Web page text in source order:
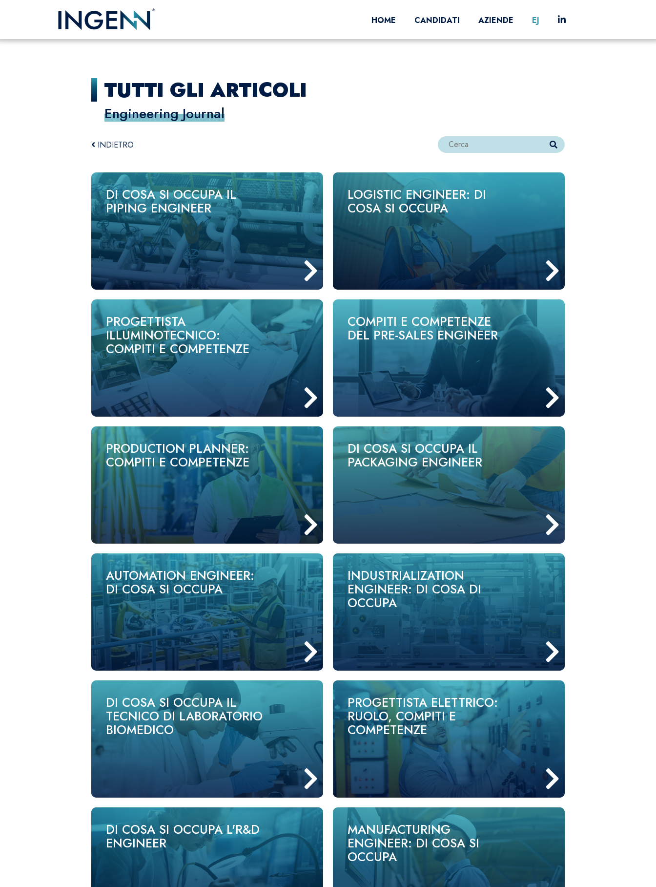
HOME CANDIDATI AZIENDE EJ
TUTTI GLI ARTICOLI
Engineering Journal
INDIETRO
DI COSA SI OCCUPA IL
PIPING ENGINEER
LOGISTIC ENGINEER: DI
COSA SI OCCUPA
PROGETTISTA
ILLUMINOTECNICO:
COMPITI E COMPETENZE
COMPITI E COMPETENZE
DEL PRE-SALES ENGINEER
PRODUCTION PLANNER:
COMPITI E COMPETENZE
DI COSA SI OCCUPA IL
PACKAGING ENGINEER
AUTOMATION ENGINEER:
DI COSA SI OCCUPA
INDUSTRIALIZATION
ENGINEER: DI COSA DI
OCCUPA
DI COSA SI OCCUPA IL
TECNICO DI LABORATORIO
BIOMEDICO
PROGETTISTA ELETTRICO:
RUOLO, COMPITI E
COMPETENZE
DI COSA SI OCCUPA L'R&D
ENGINEER
MANUFACTURING
ENGINEER: DI COSA SI
OCCUPA